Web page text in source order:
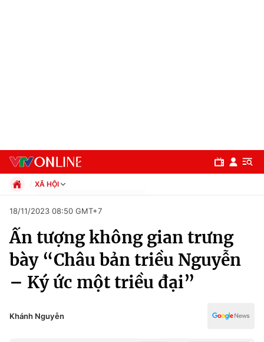
Chuyên mục
Chính trị
XÃ HỘI
Xã hội
Pháp luật
Kinh tế
Thể thao
Truyền hình
Văn hóa - Giải trí
Đời sống
18/11/2023 08:50 GMT+7
Ấn tượng không gian trưng
bày “Châu bản triều Nguyễn
– Ký ức một triều đại”
Khánh Nguyễn